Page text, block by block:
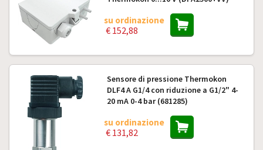
su ordinazione
€ 152,88
Sensore di pressione Thermokon
DLF4 A G1/4 con riduzione a G1/2" 4-
20 mA 0-4 bar (681285)
su ordinazione
€ 131,82